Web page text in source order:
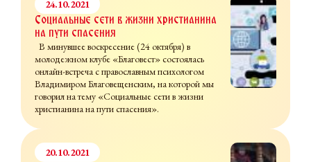
24.10.2021
Социальные сети в жизни христианина
на пути спасения
В минувшее воскресение (24 октября) в
молодежном клубе «Благовест» состоялась
онлайн-встреча с православным психологом
Владимиром Благовещенским, на которой мы
говорил на тему «Социальные сети в жизни
христианина на пути спасения».
20.10.2021